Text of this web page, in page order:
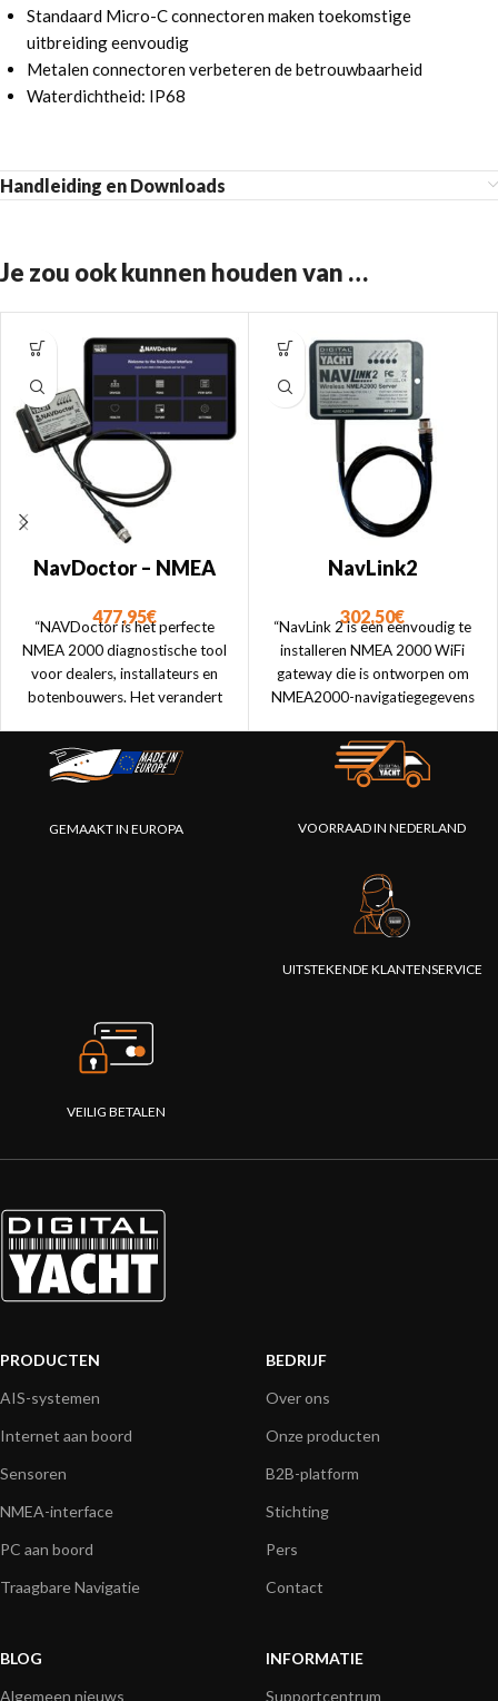
Standaard Micro-C connectoren maken toekomstige
uitbreiding eenvoudig
Metalen connectoren verbeteren de betrouwbaarheid
Waterdichtheid: IP68
Handleiding en Downloads
Je zou ook kunnen houden van …
NavDoctor – NMEA
Tool
477,95€
“NAVDoctor is het perfecte
NMEA 2000 diagnostische tool
voor dealers, installateurs en
botenbouwers. Het verandert
NMEA 2000 netwerk tester en
creëert eenvoudige en duidelijke
netwerk weergeven.”
NavLink2
302,50€
“NavLink 2 is een eenvoudig te
installeren NMEA 2000 WiFi
gateway die is ontworpen om
NMEA2000-navigatiegegevens
op smartphones, tablets, iPads
en pc's.”
GEMAAKT IN EUROPA VOORRAAD IN NEDERLAND
UITSTEKENDE KLANTENSERVICE
VEILIG BETALEN
PRODUCTEN
AIS-systemen
Internet aan boord
Sensoren
NMEA-interface
PC aan boord
Traagbare Navigatie
BEDRIJF
Over ons
Onze producten
B2B-platform
Stichting
Pers
Contact
BLOG
Algemeen nieuws
INFORMATIE
Supportcentrum